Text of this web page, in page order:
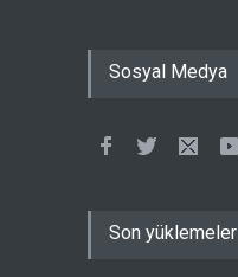
Sosyal Medya
Son yüklemeler